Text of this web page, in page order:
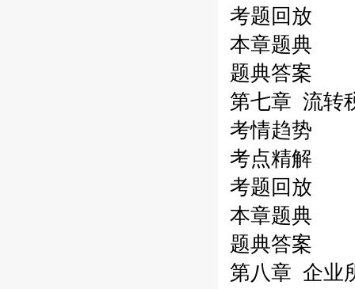
考题回放
本章题典
题典答案
第七章 流转
考情趋势
考点精解
考题回放
本章题典
题典答案
第八章 企业